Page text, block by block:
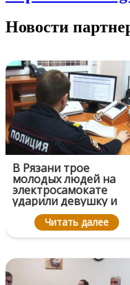
Новости
В Рязани трое
молодых людей на
электросамокате
ударили девушку и
скрылись
Читать далее